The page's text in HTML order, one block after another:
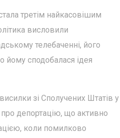
третім найкасовішим
висловили
телебаченні, його
йому сподобалася ідея
зі Сполучених Штатів у
депортацію, що активно
коли помилково